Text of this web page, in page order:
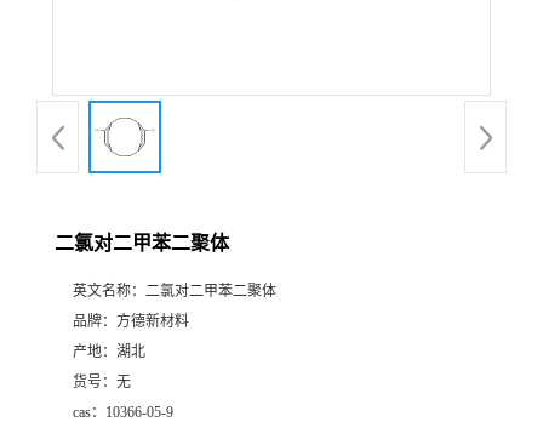
二氯对二甲苯二聚体
英文名称： 二氯对二甲苯二聚体
品牌： 方德新材料
产地： 湖北
货号： 无
cas： 10366-05-9